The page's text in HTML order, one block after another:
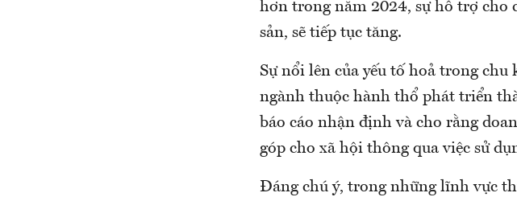
hơn trong năm 2024, sự hỗ trợ cho
sản, sẽ tiếp tục tăng.
Sự nổi lên của yếu tố hoả trong
ngành thuộc hành thổ phát triển
báo cáo nhận định và cho rằng
góp cho xã hội thông qua việc sử
Đáng chú ý, trong những lĩnh vực